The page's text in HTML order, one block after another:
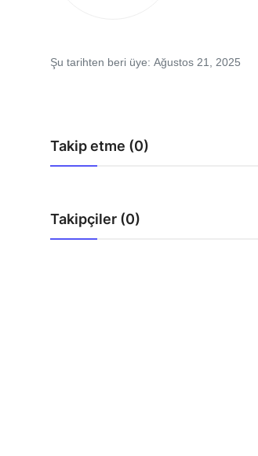
Çerkezköy
Şu tarihten beri üye: Ağustos 21, 2025
Takip etme (0)
Takipçiler (0)